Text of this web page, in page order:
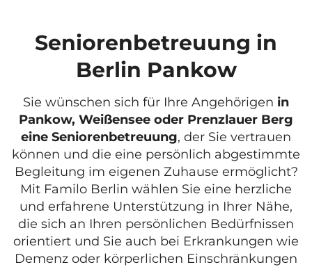
Seniorenbetreuung in
Berlin Pankow
Sie wünschen sich für Ihre Angehörigen in
Pankow, Weißensee oder Prenzlauer Berg
eine Seniorenbetreuung, der Sie vertrauen
können und die eine persönlich abgestimmte
Begleitung im eigenen Zuhause ermöglicht?
Mit Familo Berlin wählen Sie eine herzliche
und erfahrene Unterstützung in Ihrer Nähe,
die sich an Ihren persönlichen Bedürfnissen
orientiert und Sie auch bei Erkrankungen wie
Demenz oder körperlichen Einschränkungen